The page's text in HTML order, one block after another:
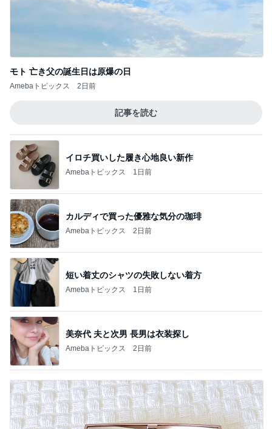
モト 亡き父の誕生日は原爆の日
Amebaトピックス 2日前
記事を読む
イロチ買いした履き心地良い新作
Amebaトピックス 1日前
カルディで買った優雅な気分の珈琲
Amebaトピックス 2日前
短い着丈のシャツの失敗しない着方
Amebaトピックス 1日前
美奈代 夫と次男 長男は衣装探し
Amebaトピックス 2日前